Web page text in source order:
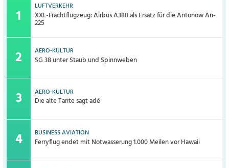
LUFTVERKEHR
XXL-Frachtflugzeug: Airbus A380 als Ersatz für die Antonow An-
225
AERO-KULTUR
SG 38 unter Staub und Spinnweben
AERO-KULTUR
Die alte Tante sagt adé
BUSINESS AVIATION
Ferryflug endet mit Notwasserung 1.000 Meilen vor Hawaii